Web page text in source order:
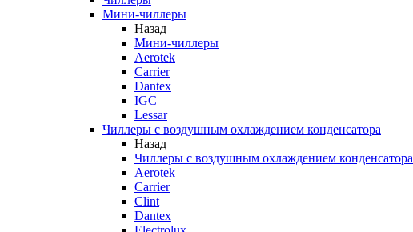
Мини-чиллеры
Назад
Мини-чиллеры
Aerotek
Carrier
Dantex
IGC
Lessar
Чиллеры с воздушным охлаждением конденсатора
Назад
Чиллеры с воздушным охлаждением конденсатора
Aerotek
Carrier
Clint
Dantex